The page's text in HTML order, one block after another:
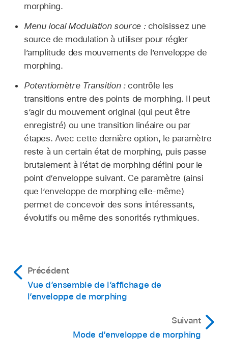
morphing.
Menu local Modulation source :choisissez une
source de modulation à utiliser pour régler
l’amplitude des mouvements de l’enveloppe de
morphing.
Potentiomètre Transition :contrôle les
transitions entre des points de morphing. Il peut
s’agir du mouvement original (qui peut être
enregistré) ou une transition linéaire ou par
étapes. Avec cette dernière option, le paramètre
reste à un certain état de morphing, puis passe
brutalement à l’état de morphing défini pour le
point d’enveloppe suivant. Ce paramètre (ainsi
que l’enveloppe de morphing elle-même)
permet de concevoir des sons intéressants,
évolutifs ou même des sonorités rythmiques.
Précédent
Vue d’ensemble de l’affichage de
l’enveloppe de morphing
Suivant
Mode d’enveloppe de morphing